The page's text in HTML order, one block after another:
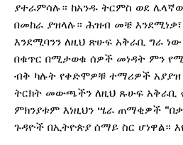
ያተራምሳሉ። ከአንዱ ትርምስ ወደ
በመከራ ያዝላሉ። ሕዝብ መቼ
እንደሚባንን ለዚህ ጽሁፍ አቅራቢ ግራ
በቁጥር በሚታወቁ ሰዎች መነዳት ምን
ብቅ ካሉት የቀድሞዎቹ ተማሪዎች አያያዝ
ትርክት መውጫችን ለዚህ ጹሁፍ አቅራቢ
ምክንያቱም እነዚህን ሤራ ጠማቂዎች
ጉዳዮች በኢትዮጵያ ሰማይ ስር ሆነዋል።